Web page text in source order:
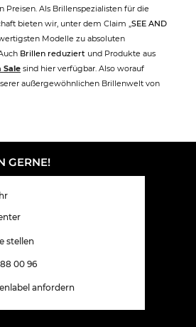
Preisen. Als Brillenspezialisten für die
bieten wir, unter dem Claim „SEE AND
Modelle zu absoluten
Brillen reduziert und Produkte aus
Sale sind hier verfügbar. Also worauf
außergewöhnlichen Brillenwelt von
GERNE!
stellen
00 96
anfordern